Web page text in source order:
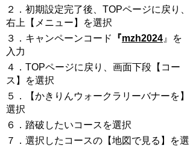
２．初期設定完了後、TOPページに戻り、
右上【メニュー】を選択
３．キャンペーンコード
『mzh2024 』を
入力
４．TOPページに戻り、画面下段【コー
ス】を選択
５．【かきりんウォークラリーバナーを】
選択
６．踏破したいコースを選択
７．選択したコースの【地図で見る】を選